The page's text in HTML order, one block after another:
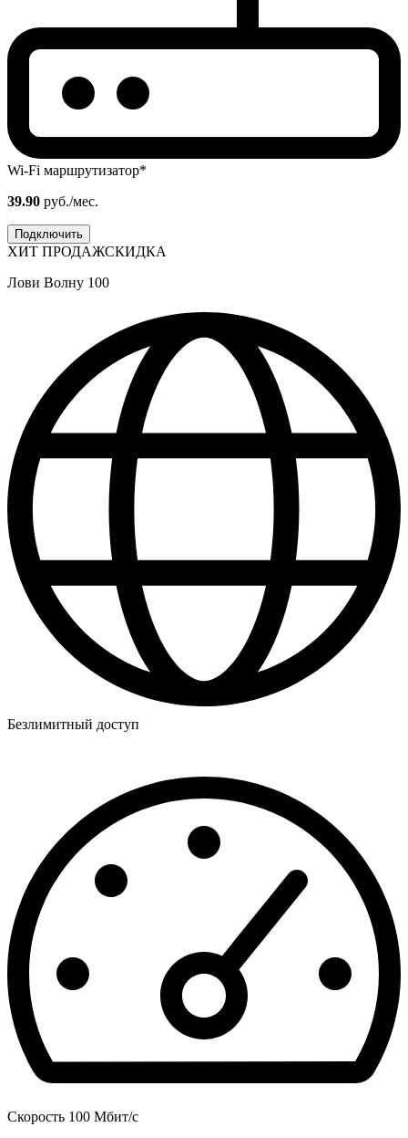
Wi-Fi маршрутизатор*
39.90 руб./мес.
Подключить
ХИТ ПРОДАЖСКИДКА
Лови Волну 100
Безлимитный доступ
Скорость 100 Мбит/с